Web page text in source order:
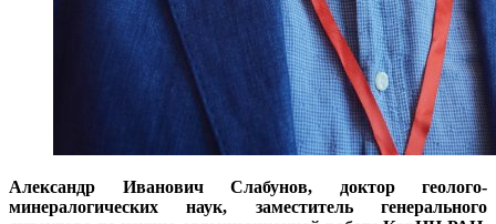
Александр Иванович Слабунов, доктор геолого-
минералогических наук, заместитель генерального